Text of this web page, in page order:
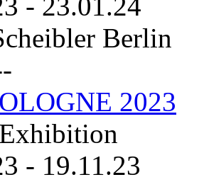
Berlin
2023
- 19.11.23